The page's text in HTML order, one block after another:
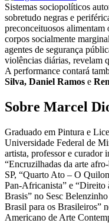
Sistemas sociopolíticos
sobretudo negras e
preconceituosos alimentam
corpos socialmente
agentes de segurança
violências diárias, revelam
A performance contará
Silva, Daniel Ramos e
Sobre Marcel
Graduado em Pintura e
Universidade Federal de
artista, professor e curador
“Encruzilhadas da arte
SP, “Quarto Ato – O
Pan-Africanista” e
Brasis” no Sesc
Brasil para os Brasileiros”
Americano de Arte